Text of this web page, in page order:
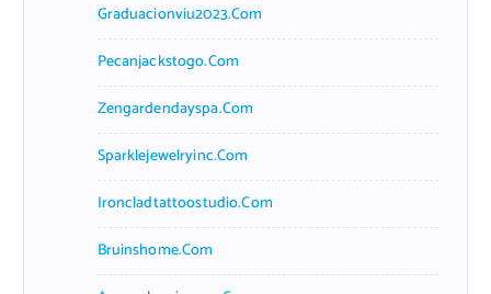
Graduacionviu2023.com
Pecanjackstogo.com
Zengardendayspa.com
Sparklejewelryinc.com
Ironcladtattoostudio.com
Bruinshome.com